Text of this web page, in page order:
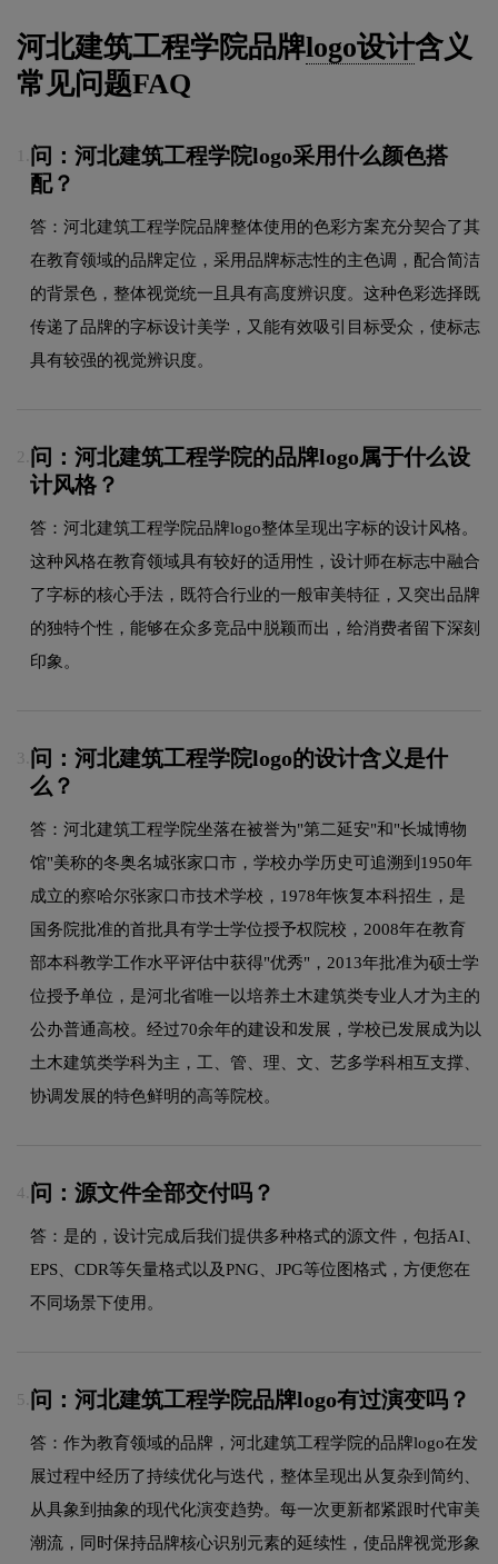
河北建筑工程学院品牌logo设计含义
常见问题FAQ
问：河北建筑工程学院logo采用什么颜色搭
配？
答：河北建筑工程学院品牌整体使用的色彩方案充分契合了其
在教育领域的品牌定位，采用品牌标志性的主色调，配合简洁
的背景色，整体视觉统一且具有高度辨识度。这种色彩选择既
传递了品牌的字标设计美学，又能有效吸引目标受众，使标志
具有较强的视觉辨识度。
2. 问：河北建筑工程学院的品牌logo属于什么设
计风格？
答：河北建筑工程学院品牌logo整体呈现出字标的设计风格。
这种风格在教育领域具有较好的适用性，设计师在标志中融合
了字标的核心手法，既符合行业的一般审美特征，又突出品牌
的独特个性，能够在众多竞品中脱颖而出，给消费者留下深刻
印象。
3. 问：河北建筑工程学院logo的设计含义是什
么？
答：河北建筑工程学院坐落在被誉为"第二延安"和"长城博物
馆"美称的冬奥名城张家口市，学校办学历史可追溯到1950年
成立的察哈尔张家口市技术学校，1978年恢复本科招生，是
国务院批准的首批具有学士学位授予权院校，2008年在教育
部本科教学工作水平评估中获得"优秀"，2013年批准为硕士学
位授予单位，是河北省唯一以培养土木建筑类专业人才为主的
公办普通高校。经过70余年的建设和发展，学校已发展成为以
土木建筑类学科为主，工、管、理、文、艺多学科相互支撑、
协调发展的特色鲜明的高等院校。
4. 问：源文件全部交付吗？
答：是的，设计完成后我们提供多种格式的源文件，包括AI、
EPS、CDR等矢量格式以及PNG、JPG等位图格式，方便您在
不同场景下使用。
5. 问：河北建筑工程学院品牌logo有过演变吗？
答：作为教育领域的品牌，河北建筑工程学院的品牌logo在发
展过程中经历了持续优化与迭代，整体呈现出从复杂到简约、
从具象到抽象的现代化演变趋势。每一次更新都紧跟时代审美
潮流，同时保持品牌核心识别元素的延续性，使品牌视觉形象